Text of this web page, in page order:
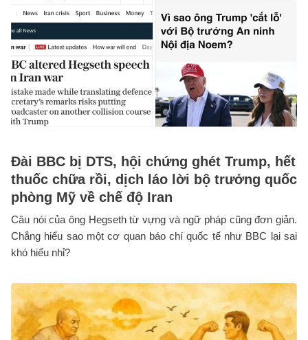
Đài BBC bị DTS, hội chứng ghét Trump, hết
thuốc chữa rồi, dịch láo lời bộ trưởng quốc
phòng Mỹ về chế độ Iran
Câu nói của ông Hegseth từ vựng và ngữ pháp cũng đơn giản.
Chẳng hiểu sao một cơ quan báo chí quốc tế như BBC lại sai
khó hiểu nhỉ?